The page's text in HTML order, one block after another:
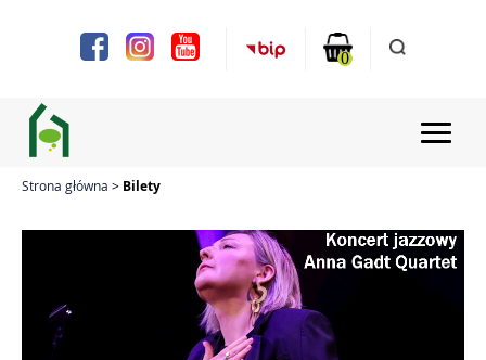
system
ułatwień
dostępu.
0
Strona główna
Aktualności
Projekty
Strona główna Bilety